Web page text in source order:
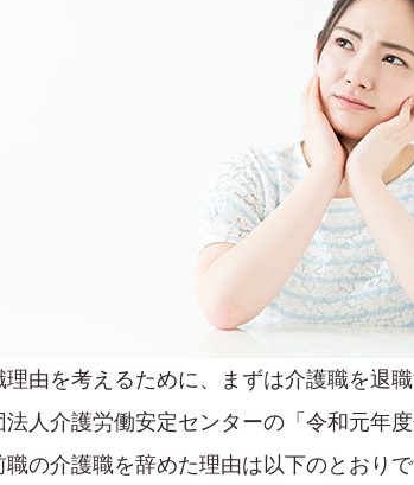
由を考えるために、まずは介護職を退
人介護労働安定センターの「令和元年度
の介護職を辞めた理由は以下のとおりで